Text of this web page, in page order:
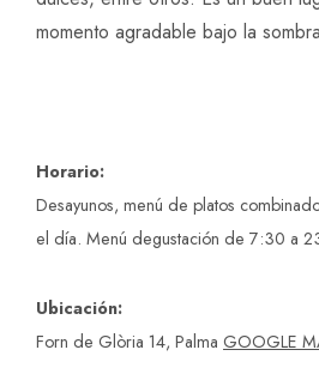
momento agradable bajo la
Horario:
Desayunos, menú de platos
el día. Menú degustación de 7:30 a
Ubicación:
Forn de Glòria 14, Palma GOOGLE